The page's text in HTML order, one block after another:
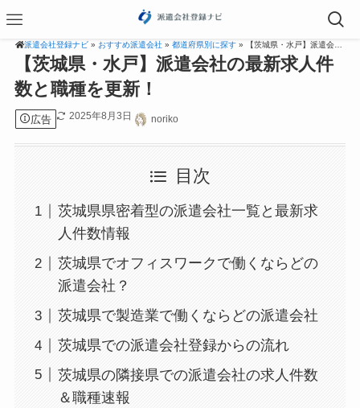
派遣会社登録ナビ » おすすめ派遣会社 »都道府県別に探す » 【茨城県・水戸】派遣会社の最新求人件数と職種を更新！
【茨城県・水戸】派遣会社の最新求人件
数と職種を更新！
広告 2025年8月3日 noriko
目次
茨城県県密着型の派遣会社一覧と最新求
人件数情報
茨城県でオフィスワークで働くならどの
派遣会社？
茨城県で製造業で働くならどの派遣会社
茨城県での派遣会社登録からの流れ
茨城県の隣接県での派遣会社の求人件数
＆職種速報